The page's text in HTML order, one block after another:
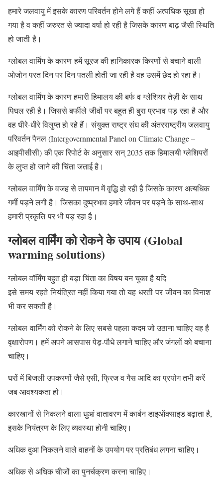
हमारे जलवायु में इसके कारण परिवर्तन होने लगे हैं कहीं अत्यधिक सूखा हो
गया है व कहीं जरुरत से ज्यादा वर्षा हो रही है जिसके कारण बाढ़ जैसी स्थिति
हो जाती है।
ग्लोबल वार्मिंग के कारण हमें सूरज की हानिकारक किरणों से बचाने वाली
ओजोन परत दिन पर दिन पतली होती जा रही है वह उसमें छेद हो रहा है।
ग्लोबल वार्मिंग के कारण हमारी हिमालय की बर्फ व ग्लेशियर तेज़ी के साथ
पिघल रही है। जिससे बर्फीले जीवों पर बहुत ही बुरा प्रभाव पड़ रहा है और
वह धीरे-धीरे विलुप्त हो रहे हैं। संयुक्त राष्ट्र संघ की अंतरराष्ट्रीय जलवायु
परिवर्तन पैनल (Intergovernmental Panel on Climate Change –
आइपीसीसी) की एक रिपोर्ट के अनुसार सन् 2035 तक हिमालयी ग्लेशियरों
के लुप्त हो जाने की चिंता जताई है।
ग्लोबल वार्मिंग के वजह से तापमान में वृद्धि हो रही है जिसके कारण अत्यधिक
गर्मी पड़ने लगी है। जिसका दुष्प्रभाव हमारे जीवन पर पड़ने के साथ-साथ
हमारी प्रकृति पर भी पड़ रहा है।
ग्लोबल वार्मिंग को रोकने के उपाय (Global
warming solutions)
ग्लोबल वॉर्मिंग बहुत ही बड़ा चिंता का विषय बन चुका है यदि
इसे समय रहते नियंत्रित नहीं किया गया तो यह धरती पर जीवन का विनाश
भी कर सकती है।
ग्लोबल वार्मिंग को रोकने के लिए सबसे पहला कदम जो उठाना चाहिए वह है
वृक्षारोपण। हमें अपने आसपास पेड़-पौधे लगाने चाहिए और जंगलों को बचाना
चाहिए।
घरों में बिजली उपकरणों जैसे एसी, फ्रिज व गैस आदि का प्रयोग तभी करें
जब आवश्यकता हो।
कारखानों से निकलने वाला धुआं वातावरण में कार्बन डाइऑक्साइड बढ़ाता है,
इसके नियंत्रण के लिए व्यवस्था होनी चाहिए।
अधिक दुआ निकलने वाले वाहनों के उपयोग पर प्रतिबंध लगना चाहिए।
अधिक से अधिक चीजों का पुनर्चक्रण करना चाहिए।